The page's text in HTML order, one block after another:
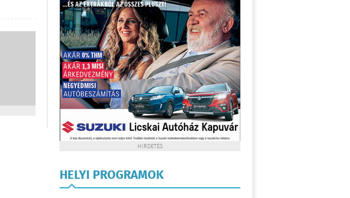
HIRDETÉS
HELYI PROGRAMOK